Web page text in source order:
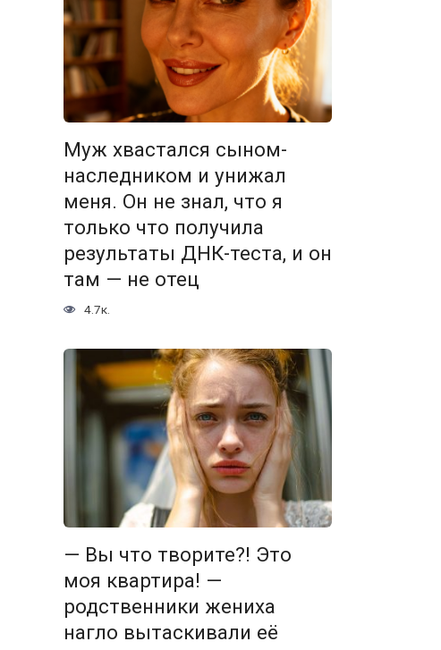
Муж хвастался сыном-
наследником и унижал
меня. Он не знал, что я
только что получила
результаты ДНК-теста, и он
там — не отец
4.7к.
— Вы что творите?! Это
моя квартира! —
родcтвенники жениха
нагло вытаскивали её